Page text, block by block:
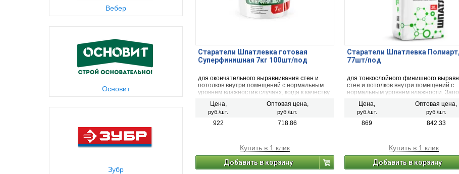
Вебер
Основит
Зубр
Старатели Шпатлевка готовая
Суперфинишная 7кг 100шт/под
для окончательного выравнивания стен и
потолков внутри помещений с нормальным
уровнем влажностив случаях, когда к качеству
предъявляются повышенные требования.
Цена,
руб./шт.
Оптовая цена,
руб./шт.
922 718.86
Купить в 1 клик
Добавить в корзину
Старатели Шпатлевка
77шт/под
для тонкослойного финишного
стен и потолков внутри помещений с
нормальным уровнем влажности.
для шпатлевания ультратонким слоем
сдир»), заделки стыков ГКЛ, ГВЛ с
использованием армирующей ленты,
Цена,
руб./шт.
Оптовая цена,
руб./шт.
869 842.33
Купить в 1 клик
Добавить в корзину